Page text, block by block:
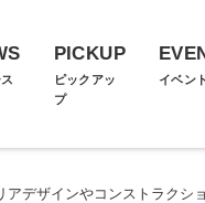
PICKUP
ピックアッ
プ
イベント
アデザインやコンストラク